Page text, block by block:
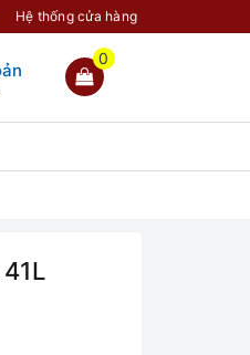
Hệ thống cửa hàng
0